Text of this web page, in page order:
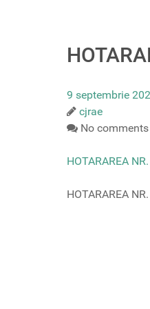
9 septembrie
cjrae
No comments
HOTARAREA
HOTARAREA